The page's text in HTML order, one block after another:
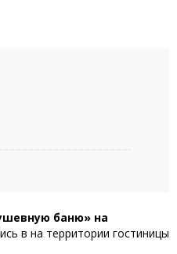
баню» на
в на территории гостиницы